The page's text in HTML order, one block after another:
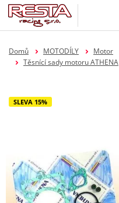
Domů MOTODÍLY Motor
Těsnící sady motoru ATHENA
SLEVA 15%